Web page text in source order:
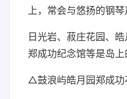
上，常会与悠扬的钢琴
日光岩、菽庄花园、
郑成功纪念馆等是岛上
△鼓浪屿皓月园郑成功